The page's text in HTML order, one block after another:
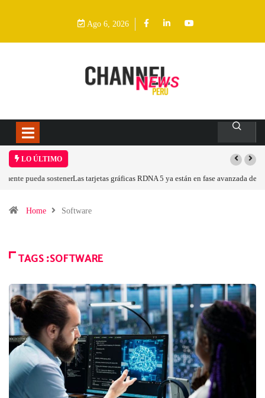
Ago 6, 2026
LO ÚLTIMO
Las tarjetas gráficas RDNA 5 ya están en fase avanzada de desarrollo
Home Software
TAGS :SOFTWARE